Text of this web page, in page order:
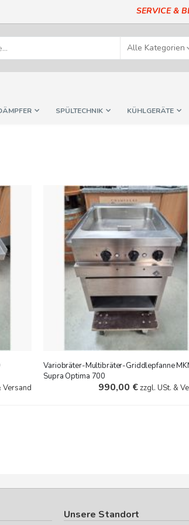
SERVICE &
SPÜLTECHNIK KÜHLGERÄTE
Versand
Variobräter-Multibräter-Griddlepfanne
Supra Optima 700
990,00 €zzgl. USt. &
Unsere Standort